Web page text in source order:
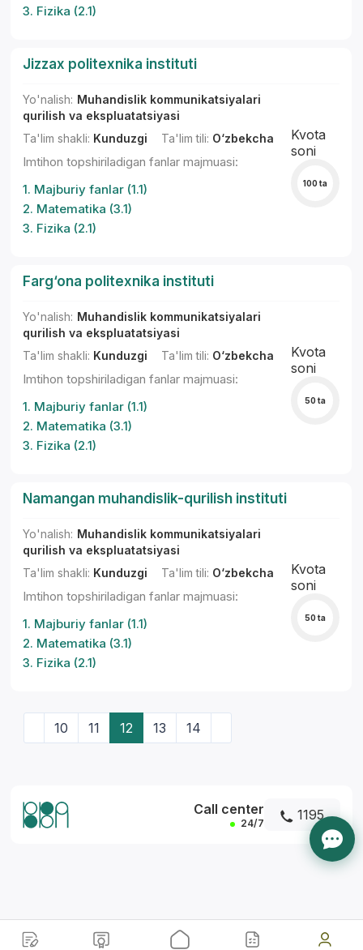
3. Fizika (2.1)
Jizzax politexnika instituti
Yo'nalish: Muhandislik kommunikatsiyalari
qurilish va ekspluatatsiyasi
Ta'lim shakli: Kunduzgi Ta'lim tili: O‘zbekcha
Imtihon topshiriladigan fanlar majmuasi:
1. Majburiy fanlar (1.1)
2. Matematika (3.1)
3. Fizika (2.1)
Kvota
soni
100 ta
Farg‘ona politexnika instituti
Yo'nalish: Muhandislik kommunikatsiyalari
qurilish va ekspluatatsiyasi
Ta'lim shakli: Kunduzgi Ta'lim tili: O‘zbekcha
Imtihon topshiriladigan fanlar majmuasi:
1. Majburiy fanlar (1.1)
2. Matematika (3.1)
3. Fizika (2.1)
Kvota
soni
50 ta
Namangan muhandislik-qurilish instituti
Yo'nalish: Muhandislik kommunikatsiyalari
qurilish va ekspluatatsiyasi
Ta'lim shakli: Kunduzgi Ta'lim tili: O‘zbekcha
Imtihon topshiriladigan fanlar majmuasi:
1. Majburiy fanlar (1.1)
2. Matematika (3.1)
3. Fizika (2.1)
Kvota
soni
50 ta
10 11 12 13 14
Call center
24/7 1195